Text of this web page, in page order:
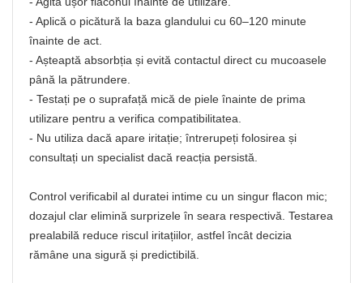
- Aplică o picătură la baza glandului cu 60–120 minute
înainte de act.
- Așteaptă absorbția și evită contactul direct cu mucoasele
până la pătrundere.
- Testați pe o suprafață mică de piele înainte de prima
utilizare pentru a verifica compatibilitatea.
- Nu utiliza dacă apare iritație; întrerupeți folosirea și
consultați un specialist dacă reacția persistă.
Control verificabil al duratei intime cu un singur flacon mic;
dozajul clar elimină surprizele în seara respectivă. Testarea
prealabilă reduce riscul iritațiilor, astfel încât decizia
rămâne una sigură și predictibilă.